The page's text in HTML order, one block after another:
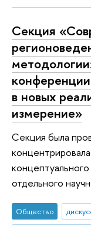
Секция
в новых
измерение»
Секция была
отдельного
Общество